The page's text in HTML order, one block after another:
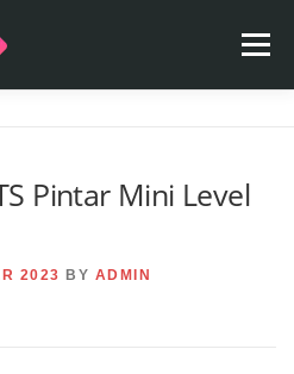
Menu
Pintar Mini Level
2023 BY ADMIN